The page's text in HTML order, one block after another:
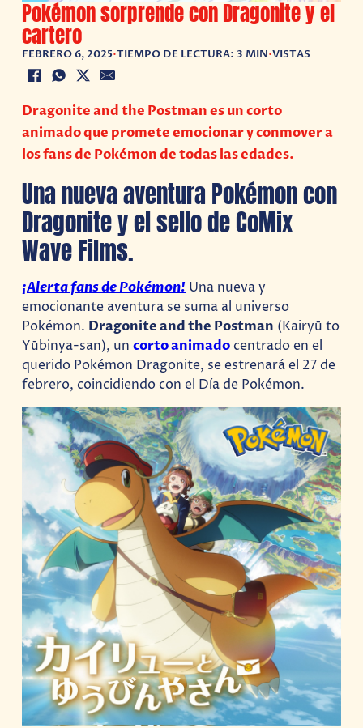
Pokémon sorprende con Dragonite y el
cartero
FEBRERO 6, 2025•TIEMPO DE LECTURA: 3 MIN•VISTAS
Dragonite and the Postman es un corto
animado que promete emocionar y conmover a
los fans de Pokémon de todas las edades.
Una nueva aventura Pokémon con
Dragonite y el sello de CoMix
Wave Films.
¡Alerta fans de Pokémon! Una nueva y
emocionante aventura se suma al universo
Pokémon. Dragonite and the Postman (Kairyū to
Yūbinya-san), uncorto animadocentrado en el
querido Pokémon Dragonite, se estrenará el 27 de
febrero, coincidiendo con el Día de Pokémon.